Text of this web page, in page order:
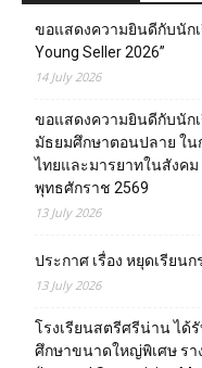
ขอแสดงความยินดีกับนักเ
Young Seller 2026”
14 July 2026
ขอแสดงความยินดีกับนัก
มัธยมศึกษาตอนปลาย ใ
ไทยและมารยาทในสังคม
พุทธศักราช 2569
13 July 2026
ประกาศ เรื่อง หยุดเรียน
13 July 2026
โรงเรียนสตรีศรีน่าน ได้
ศึกษาขนาดใหญ่พิเศษ ร